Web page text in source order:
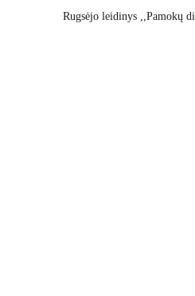
Rugsėjo leidinys ,,Pamokų